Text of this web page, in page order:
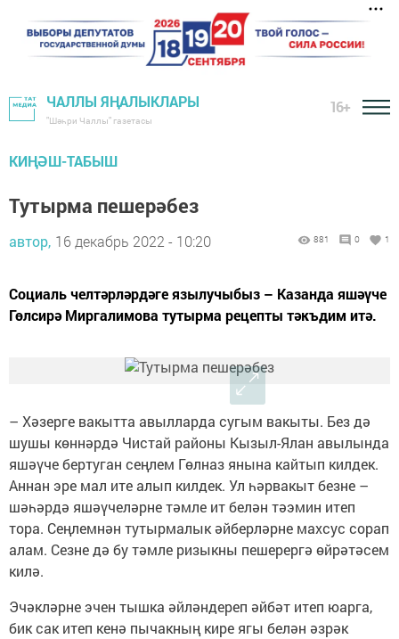
ЧАЛЛЫ ЯҢАЛЫКЛАРЫ
"Шәһри Чаллы" газетасы
16+
КИҢӘШ-ТАБЫШ
Тутырма пешерәбез
автор, 16 декабрь 2022 - 10:20 881 0 1
Социаль челтәрләрдәге язылучыбыз – Казанда яшәүче
Гөлсирә Миргалимова тутырма рецепты тәкъдим итә.
– Хәзерге вакытта авылларда сугым вакыты. Без дә
шушы көннәрдә Чистай районы Кызыл-Ялан авылында
яшәүче бертуган сеңлем Гөлназ янына кайтып килдек.
Аннан эре мал ите алып килдек. Ул һәрвакыт безне –
шәһәрдә яшәүчеләрне тәмле ит белән тәэмин итеп
тора. Сеңлемнән тутырмалык әйберләрне махсус сорап
алам. Сезне дә бу тәмле ризыкны пешерергә өйрәтәсем
килә.
Эчәкләрне эчен тышка әйләндереп әйбәт итеп юарга,
бик сак итеп кенә пычакның кире ягы белән әзрәк